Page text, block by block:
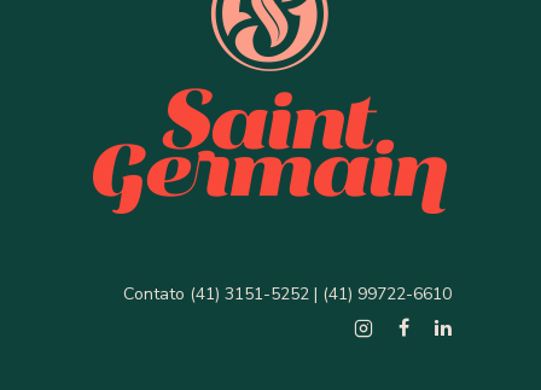
Contato (41) 3151-5252 | (41) 99722-6610